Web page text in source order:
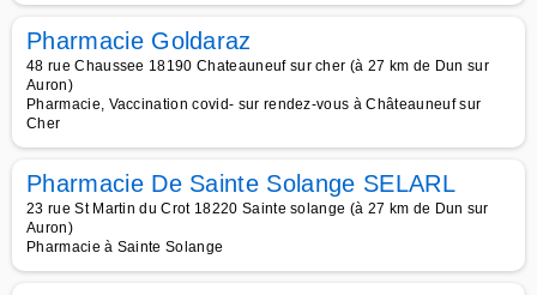
Pharmacie Goldaraz
48 rue Chaussee 18190 Chateauneuf sur cher (à 27 km de Dun sur
Auron)
Pharmacie, Vaccination covid- sur rendez-vous à Châteauneuf sur
Cher
Pharmacie De Sainte Solange SELARL
23 rue St Martin du Crot 18220 Sainte solange (à 27 km de Dun sur
Auron)
Pharmacie à Sainte Solange